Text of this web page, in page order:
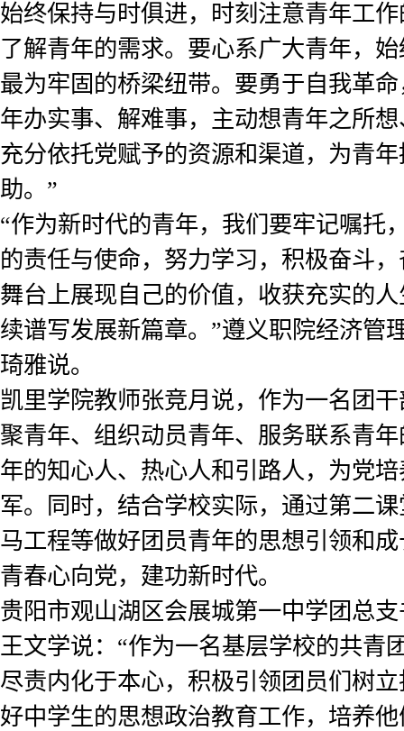
始终保持与时俱进，时刻注意青年工
了解青年的需求。要心系广大青年，
最为牢固的桥梁纽带。要勇于自我革
年办实事、解难事，主动想青年之所
充分依托党赋予的资源和渠道，为青
助。”
“作为新时代的青年，我们要牢记嘱托
的责任与使命，努力学习，积极奋斗
舞台上展现自己的价值，收获充实的
续谱写发展新篇章。”遵义职院经济管
琦雅说。
凯里学院教师张竞月说，作为一名团
聚青年、组织动员青年、服务联系青
年的知心人、热心人和引路人，为党
军。同时，结合学校实际，通过第二
马工程等做好团员青年的思想引领和
青春心向党，建功新时代。
贵阳市观山湖区会展城第一中学团总
王文学说：“作为一名基层学校的共青
尽责内化于本心，积极引领团员们树
好中学生的思想政治教育工作，培养